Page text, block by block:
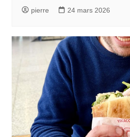
pierre 24 mars 2026